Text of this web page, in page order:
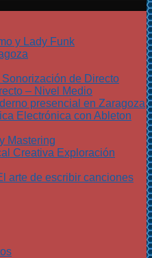
y Lady Funk
de Directo
– Nivel Medio
presencial en Zaragoza
Electrónica con Ableton
Mastering
Creativa Exploración
arte de escribir canciones